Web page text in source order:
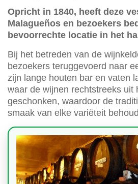
Opricht in 1840, heeft deze
Malagueños en bezoekers
bevoorrechte locatie in het
Bij het betreden van de
bezoekers teruggevoerd naar
zijn lange houten bar en vaten
waar de wijnen rechtstreeks uit
geschonken, waardoor de
smaak van elke variëteit